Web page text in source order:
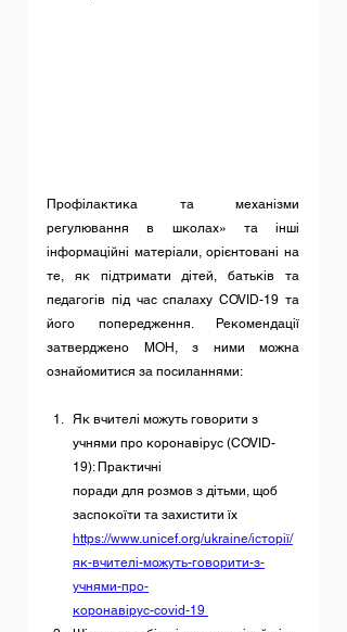
Профілактика та механізми
регулювання в школах» та інші
інформаційні матеріали, орієнтовані на
те, як підтримати дітей, батьків та
педагогів під час спалаху COVID-19 та
його попередження. Рекомендації
затверджено МОН, з ними можна
ознайомитися за посиланнями:
Як вчителі можуть говорити з
учнями про коронавірус (COVID-
19): Практичні
поради для розмов з дітьми, щоб
заспокоїти та захистити їх
https://www.unicef.org/ukraine/історії/
як-вчителі-можуть-говорити-з-
учнями-про-
коронавірус-covid-19